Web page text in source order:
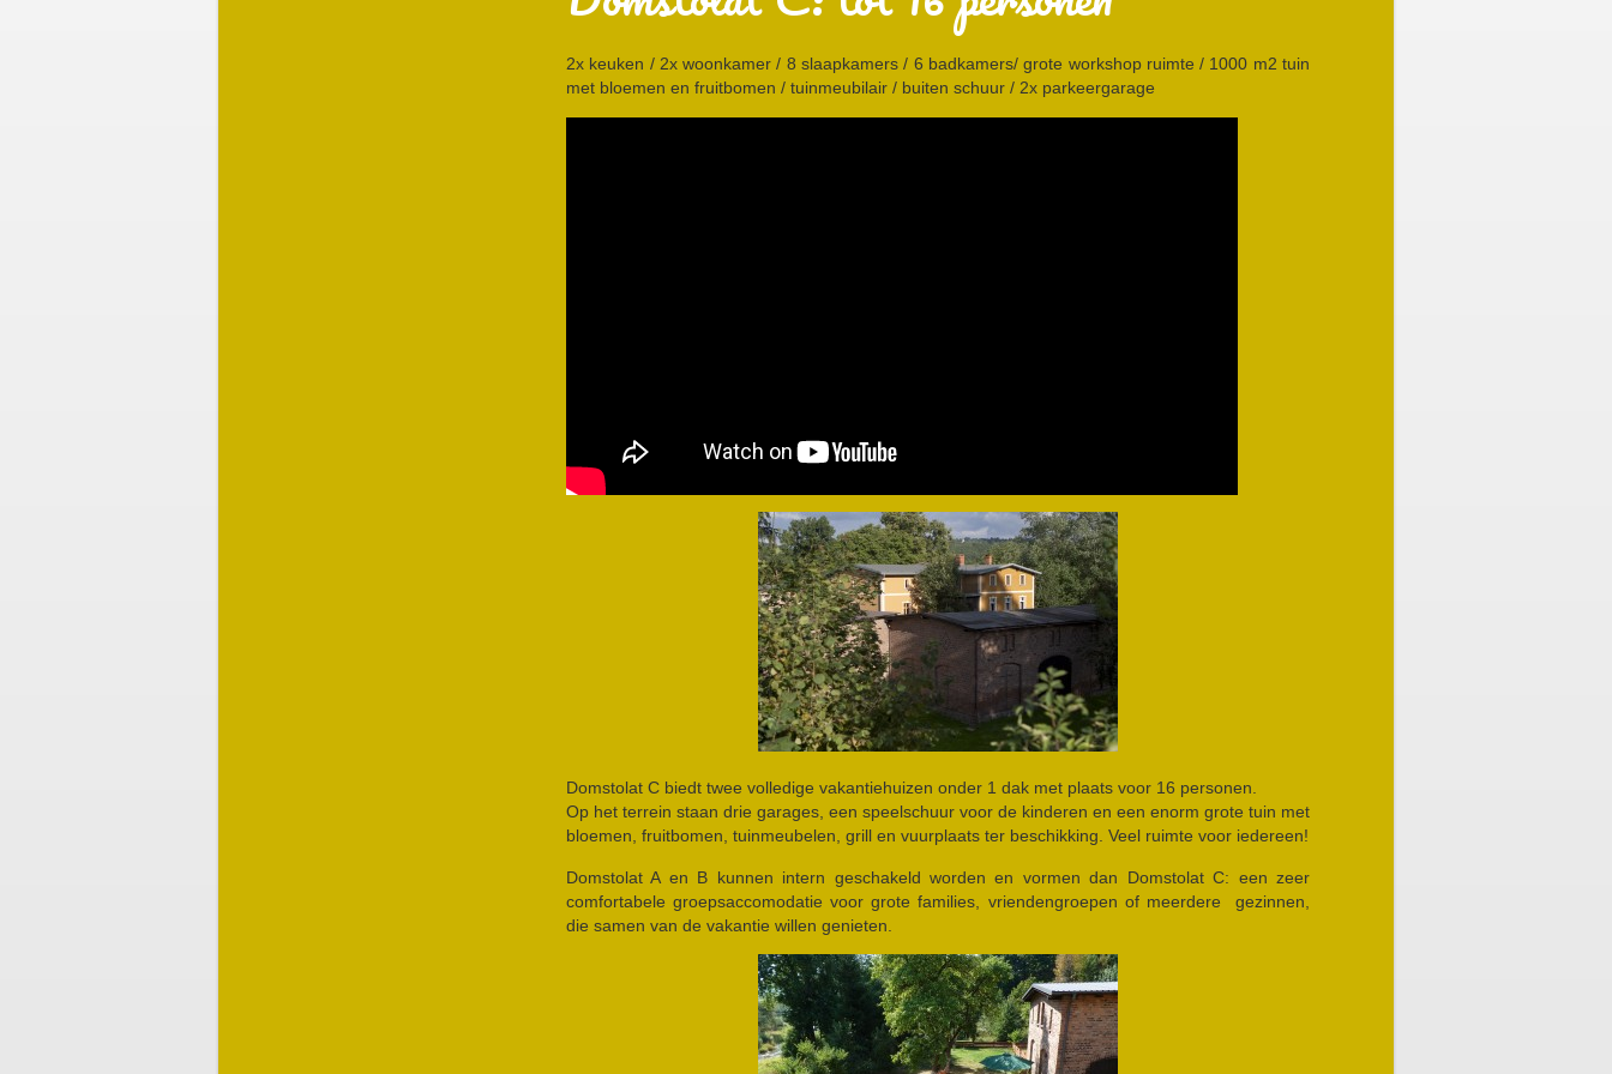
2x keuken / 2x woonkamer / 8 slaapkamers / 6 badkamers/ grote workshop ruimte / 1000 m2 tuin
met bloemen en fruitbomen / tuinmeubilair / buiten schuur / 2x parkeergarage
Domstolat C biedt twee volledige vakantiehuizen onder 1 dak met plaats voor 16 personen.
Op het terrein staan drie garages, een speelschuur voor de kinderen en een enorm grote tuin met
bloemen, fruitbomen, tuinmeubelen, grill en vuurplaats ter beschikking. Veel ruimte voor iedereen!
Domstolat A en B kunnen intern geschakeld worden en vormen dan Domstolat C: een zeer
comfortabele groepsaccomodatie voor grote families, vriendengroepen of meerdere gezinnen,
die samen van de vakantie willen genieten.